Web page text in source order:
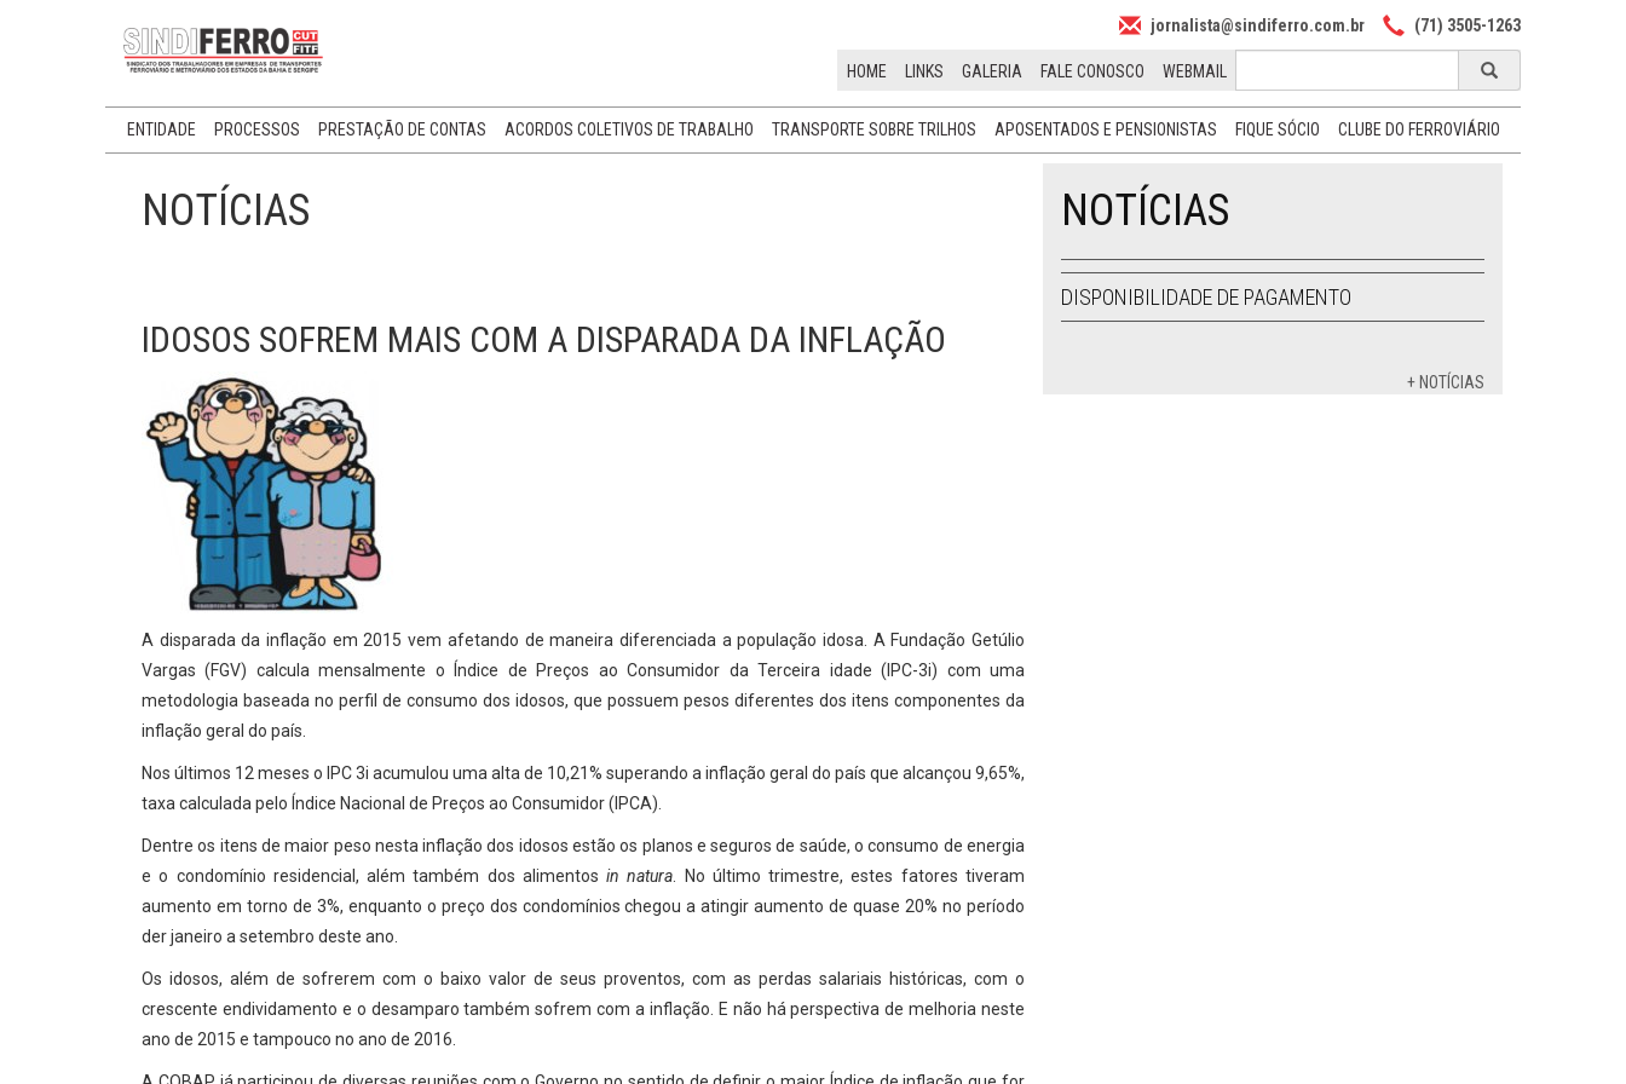
jornalista@sindiferro.com.br (71) 3505-1263
HOME LINKS GALERIA FALE CONOSCO WEBMAIL
ENTIDADE PROCESSOS PRESTAÇÃO DE CONTAS ACORDOS COLETIVOS DE TRABALHO TRANSPORTE SOBRE TRILHOS APOSENTADOS E PENSIONISTAS FIQUE SÓCIO CLUBE DO FERROVIÁRIO
NOTÍCIAS
IDOSOS SOFREM MAIS COM A DISPARADA DA INFLAÇÃO
A disparada da inflação em 2015 vem afetando de maneira diferenciada a população idosa. A Fundação Getúlio
Vargas (FGV) calcula mensalmente o Índice de Preços ao Consumidor da Terceira idade (IPC-3i) com uma
metodologia baseada no perfil de consumo dos idosos, que possuem pesos diferentes dos itens componentes da
inflação geral do país.
Nos últimos 12 meses o IPC 3i acumulou uma alta de 10,21% superando a inflação geral do país que alcançou 9,65%,
taxa calculada pelo Índice Nacional de Preços ao Consumidor (IPCA).
Dentre os itens de maior peso nesta inflação dos idosos estão os planos e seguros de saúde, o consumo de energia
e o condomínio residencial, além também dos alimentosin natura . No último trimestre, estes fatores tiveram
aumento em torno de 3%, enquanto o preço dos condomínios chegou a atingir aumento de quase 20% no período
der janeiro a setembro deste ano.
Os idosos, além de sofrerem com o baixo valor de seus proventos, com as perdas salariais históricas, com o
crescente endividamento e o desamparo também sofrem com a inflação. E não há perspectiva de melhoria neste
ano de 2015 e tampouco no ano de 2016.
NOTÍCIAS
DISPONIBILIDADE DE PAGAMENTO
+ NOTÍCIAS